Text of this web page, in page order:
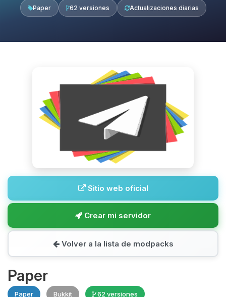
Paper 62 versiones Actualizaciones diarias
Sitio web oficial
Crear mi servidor
Volver a la lista de modpacks
Paper
Paper Bukkit 62 versiones